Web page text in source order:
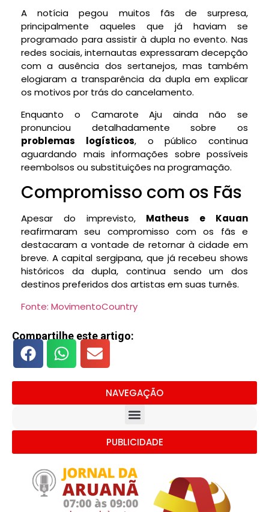
A notícia pegou muitos fãs de surpresa,
principalmente aqueles que já haviam se
programado para assistir à dupla no evento. Nas
redes sociais, internautas expressaram decepção
com a ausência dos sertanejos, mas também
elogiaram a transparência da dupla em explicar
os motivos por trás do cancelamento.
Enquanto o Camarote Aju ainda não se
pronunciou detalhadamente sobre os
problemas logísticos, o público continua
aguardando mais informações sobre possíveis
reembolsos ou substituições na programação.
Compromisso com os Fãs
Apesar do imprevisto, Matheus e Kauan
reafirmaram seu compromisso com os fãs e
destacaram a vontade de retornar à cidade em
breve. A capital sergipana, que já recebeu shows
históricos da dupla, continua sendo um dos
destinos preferidos dos artistas em suas turnês.
Fonte: MovimentoCountry
Compartilhe este artigo:
NAVEGAÇÃO
PUBLICIDADE